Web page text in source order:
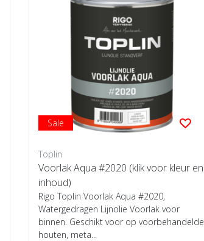
Sale
Toplin
Voorlak Aqua #2020 (klik voor kleur en
inhoud)
Rigo Toplin Voorlak Aqua #2020,
Watergedragen Lijnolie Voorlak voor
binnen. Geschikt voor op voorbehandelde
houten, meta...